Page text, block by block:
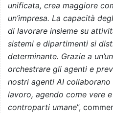
unificata, crea maggiore
un’impresa. La capacità
di lavorare insieme su
sistemi e dipartimenti si
determinante. Grazie a
orchestrare gli agenti e
nostri agenti AI
lavoro, agendo come vere
controparti umane”,